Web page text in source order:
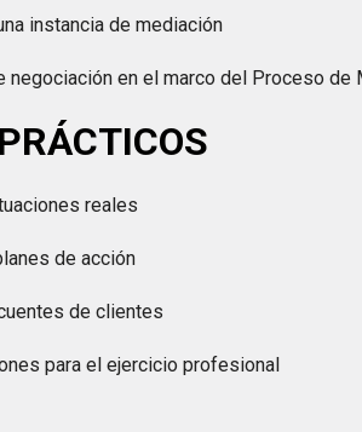
instancia de mediación
negociación en el marco del Proceso de
reales
de acción
de clientes
para el ejercicio profesional